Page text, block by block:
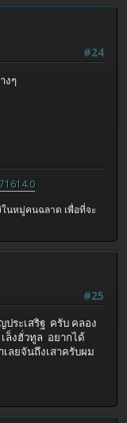
#24
งๆ
นหมู่คนฉลาด เพื่อที่จะ
#25
ระเสริฐ ครับ คลอง
งฮั่วทูล อยากได้
ลยจันถึงเสาครับผม